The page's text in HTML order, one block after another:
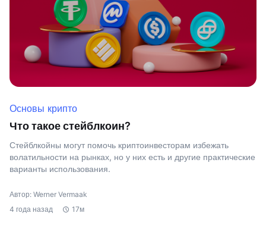
Основы крипто
Что такое стейблкоин?
Стейблкойны могут помочь криптоинвесторам избежать
волатильности на рынках, но у них есть и другие практические
варианты использования.
Автор: Werner Vermaak
4 года назад
17м